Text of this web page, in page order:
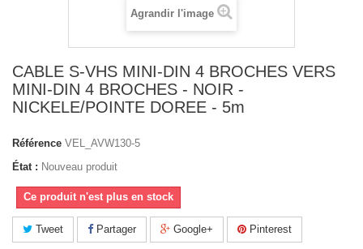
Agrandir l'image
CABLE S-VHS MINI-DIN 4 BROCHES VERS
MINI-DIN 4 BROCHES - NOIR -
NICKELE/POINTE DOREE - 5m
Référence VEL_AVW130-5
État : Nouveau produit
Ce produit n'est plus en stock
Tweet Partager Google+ Pinterest